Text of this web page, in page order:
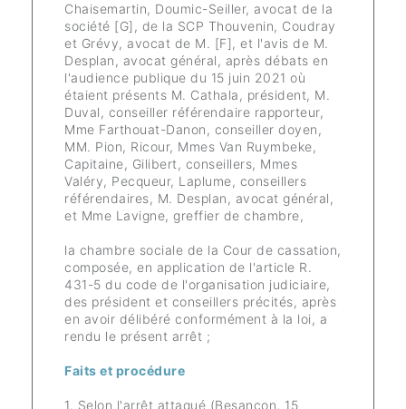
Chaisemartin, Doumic-Seiller, avocat de la
société [G], de la SCP Thouvenin, Coudray
et Grévy, avocat de M. [F], et l'avis de M.
Desplan, avocat général, après débats en
l'audience publique du 15 juin 2021 où
étaient présents M. Cathala, président, M.
Duval, conseiller référendaire rapporteur,
Mme Farthouat-Danon, conseiller doyen,
MM. Pion, Ricour, Mmes Van Ruymbeke,
Capitaine, Gilibert, conseillers, Mmes
Valéry, Pecqueur, Laplume, conseillers
référendaires, M. Desplan, avocat général,
et Mme Lavigne, greffier de chambre,
la chambre sociale de la Cour de cassation,
composée, en application de l'article R.
431-5 du code de l'organisation judiciaire,
des président et conseillers précités, après
en avoir délibéré conformément à la loi, a
rendu le présent arrêt ;
Faits et procédure
1. Selon l'arrêt attaqué (Besançon, 15